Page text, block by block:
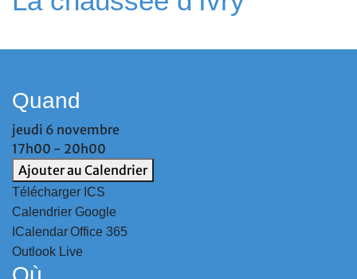
Quand
jeudi 6 novembre
17h00 - 20h00
Ajouter au Calendrier
Télécharger ICS
Calendrier Google
ICalendarOffice 365
Outlook Live